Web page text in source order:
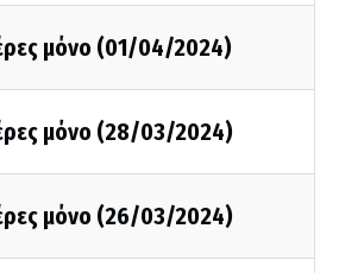
μόνο (01/04/2024)
μόνο (28/03/2024)
μόνο (26/03/2024)